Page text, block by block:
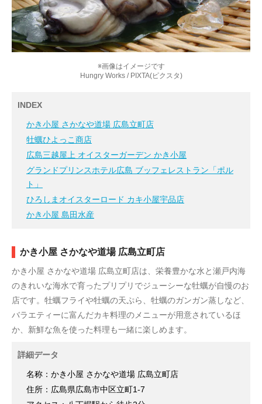
※画像はイメージです
Hungry Works / PIXTA(ピクスタ)
INDEX
かき小屋 さかなや道場 広島立町店
牡蠣ひよっこ商店
広島三越屋上 オイスターガーデン かき小屋
グランドプリンスホテル広島 ブッフェレストラン「ポル
ト」
ひろしまオイスターロード カキ小屋宇品店
かき小屋 島田水産
かき小屋 さかなや道場 広島立町店
かき小屋 さかなや道場 広島立町店は、栄養豊かな水と瀬戸内海
のきれいな海水で育ったプリプリでジューシーな牡蠣が自慢のお
店です。牡蠣フライや牡蠣の天ぷら、牡蠣のガンガン蒸しなど、
バラエティーに富んだカキ料理のメニューが用意されているほ
か、新鮮な魚を使った料理も一緒に楽しめます。
詳細データ
名称：かき小屋 さかなや道場 広島立町店
住所：広島県広島市中区立町1-7